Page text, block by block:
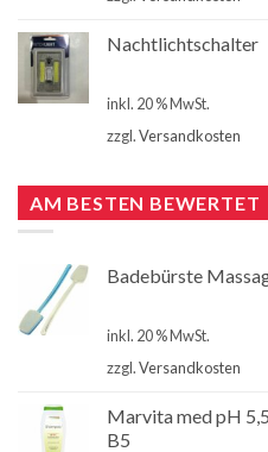
Nachtlichtschalter
inkl. 20 % MwSt.
zzgl.Versandkosten
AM BESTEN BEWERTET
Badebürste
inkl. 20 % MwSt.
zzgl.Versandkosten
Marvita med pH
B5